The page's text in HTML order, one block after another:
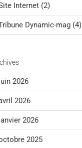
Internet (2)
Dynamic-mag (4)
2026
2026
2026
2025